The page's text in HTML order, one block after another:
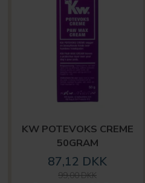
KW POTEVOKS CREME
50GRAM
87,12 DKK
99,00 DKK